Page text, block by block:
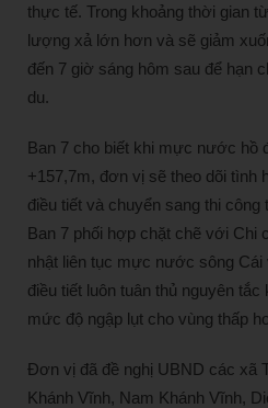
thực tế. Trong khoảng thời gian
lượng xả lớn hơn và sẽ giảm
đến 7 giờ sáng hôm sau để hạn
du.
Ban 7 cho biết khi mực nước hồ
+157,7m, đơn vị sẽ theo dõi tình
điều tiết và chuyển sang thi công
Ban 7 phối hợp chặt chẽ với Chi
nhật liên tục mực nước sông
điều tiết luôn tuân thủ nguyên tắc
mức độ ngập lụt cho vùng thấp
Đơn vị đã đề nghị UBND các xã
Khánh Vĩnh, Nam Khánh Vĩnh,